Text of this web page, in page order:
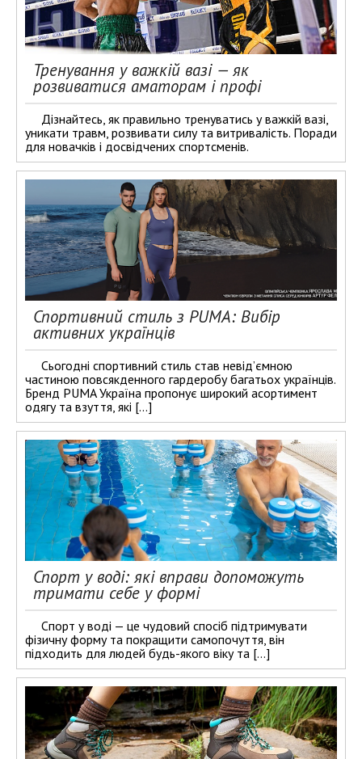
Тренування у важкій вазі — як
розвиватися аматорам і профі
Дізнайтесь, як правильно тренуватись у важкій вазі,
уникати травм, розвивати силу та витривалість. Поради
для новачків і досвідчених спортсменів.
Спортивний стиль з PUMA: Вибір
активних українців
Сьогодні спортивний стиль став невід’ємною
частиною повсякденного гардеробу багатьох українців.
Бренд PUMA Україна пропонує широкий асортимент
одягу та взуття, які […]
Спорт у воді: які вправи допоможуть
тримати себе у формі
Спорт у воді — це чудовий спосіб підтримувати
фізичну форму та покращити самопочуття, він
підходить для людей будь-якого віку та […]